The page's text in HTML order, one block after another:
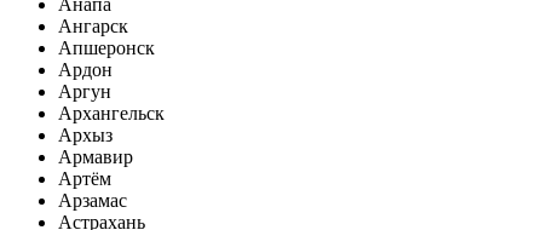
Анапа
Ангарск
Апшеронск
Ардон
Аргун
Архангельск
Архыз
Армавир
Артём
Арзамас
Астрахань